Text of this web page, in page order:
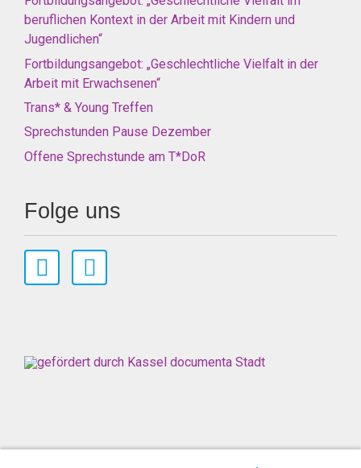
beruflichen Kontext in der Arbeit mit Kindern und
Jugendlichen“
Fortbildungsangebot: „Geschlechtliche Vielfalt in der
Arbeit mit Erwachsenen“
Trans* & Young Treffen
Sprechstunden Pause Dezember
Offene Sprechstunde am T*DoR
Folge uns